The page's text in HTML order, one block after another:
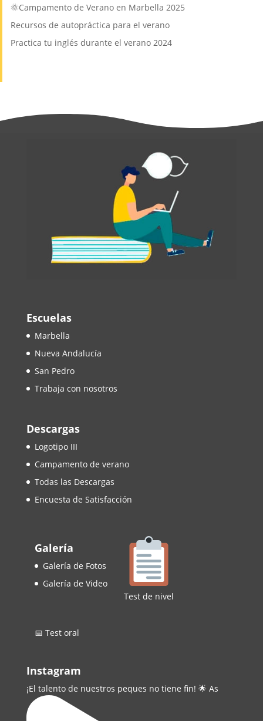
🌞Campamento de Verano en Marbella 2025
Recursos de autopráctica para el verano
Practica tu inglés durante el verano 2024
Escuelas
Marbella
Nueva Andalucía
San Pedro
Trabaja con nosotros
Descargas
Logotipo III
Campamento de verano
Todas las Descargas
Encuesta de Satisfacción
Galería
Galería de Fotos
Galería de Video
Test de nivel
📅 Test oral
Instagram
¡El talento de nuestros peques no tiene fin! 🌟 As